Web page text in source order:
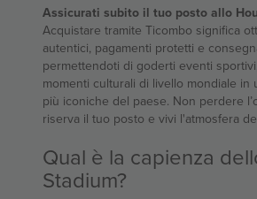
Assicurati subito il tuo posto allo
Acquistare tramite Ticombo significa
autentici, pagamenti protetti e
permettendoti di goderti eventi
momenti culturali di livello mondiale in
più iconiche del paese. Non perdere
riserva il tuo posto e vivi l'atmosfera
Qual è la capienza
Stadium?